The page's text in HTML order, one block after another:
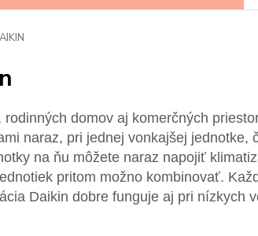
domov aj komerčných
naraz, pri jednej vonkajšej jednotke,
na ňu môžete naraz napojiť
pritom možno kombinovať.
Daikin dobre funguje aj pri nízkych